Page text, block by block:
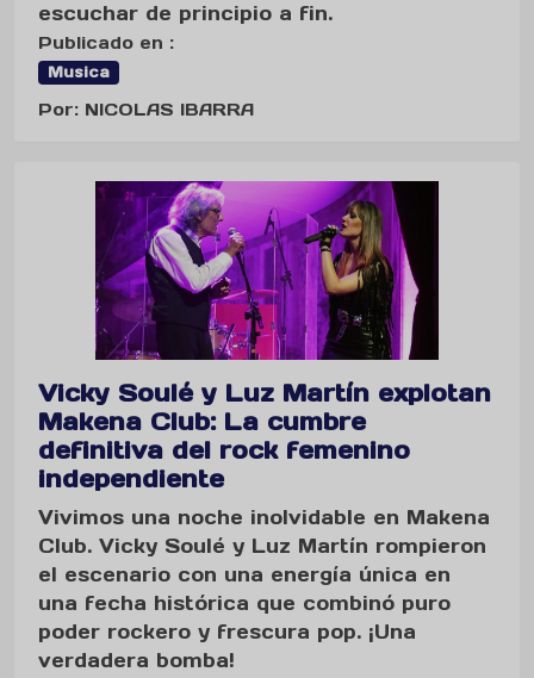
escuchar de principio a fin.
Publicado en :
Musica
Por: NICOLAS IBARRA
Vicky Soulé y Luz Martín explotan
Makena Club: La cumbre
definitiva del rock femenino
independiente
Vivimos una noche inolvidable en Makena
Club. Vicky Soulé y Luz Martín rompieron
el escenario con una energía única en
una fecha histórica que combinó puro
poder rockero y frescura pop. ¡Una
verdadera bomba!